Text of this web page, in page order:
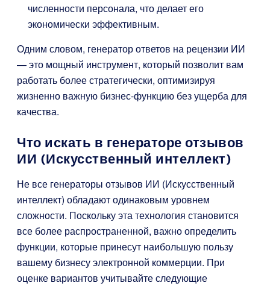
численности персонала, что делает его
экономически эффективным.
Одним словом, генератор ответов на рецензии ИИ
— это мощный инструмент, который позволит вам
работать более стратегически, оптимизируя
жизненно важную бизнес-функцию без ущерба для
качества.
Что искать в генераторе отзывов
ИИ (Искусственный интеллект)
Не все генераторы отзывов ИИ (Искусственный
интеллект) обладают одинаковым уровнем
сложности. Поскольку эта технология становится
все более распространенной, важно определить
функции, которые принесут наибольшую пользу
вашему бизнесу электронной коммерции. При
оценке вариантов учитывайте следующие